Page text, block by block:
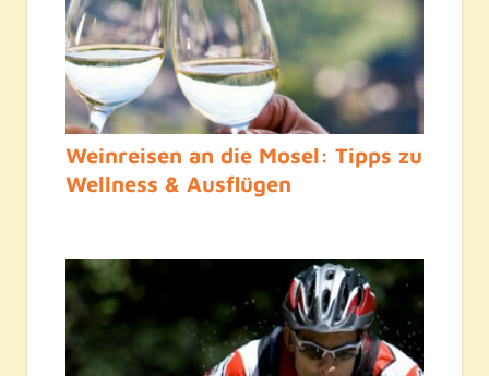
Weinreisen an die Mosel: Tipps zu
Wellness & Ausflügen